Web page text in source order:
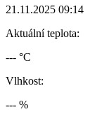
21.11.2025 09:14
Aktuální teplota:
--- °C
Vlhkost:
--- %